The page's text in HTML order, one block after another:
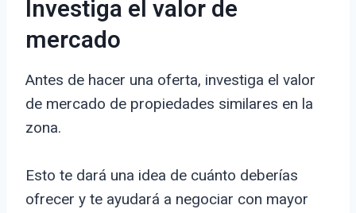
Investiga el valor de
mercado
Antes de hacer una oferta, investiga el valor
de mercado de propiedades similares en la
zona.
Esto te dará una idea de cuánto deberías
ofrecer y te ayudará a negociar con mayor